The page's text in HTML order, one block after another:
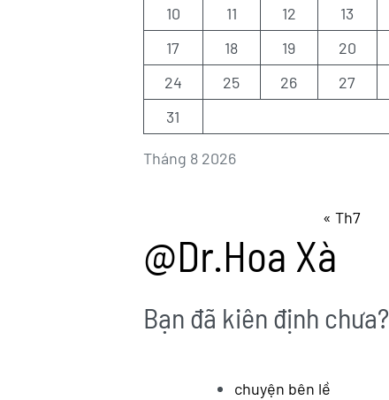
Tháng 8 2026
10
11 12 13
17
18 19 20
24
25 26 27
31
« Th7
@Dr.Hoa Xà
Bạn đã kiên định chưa?
chuyện bên lề